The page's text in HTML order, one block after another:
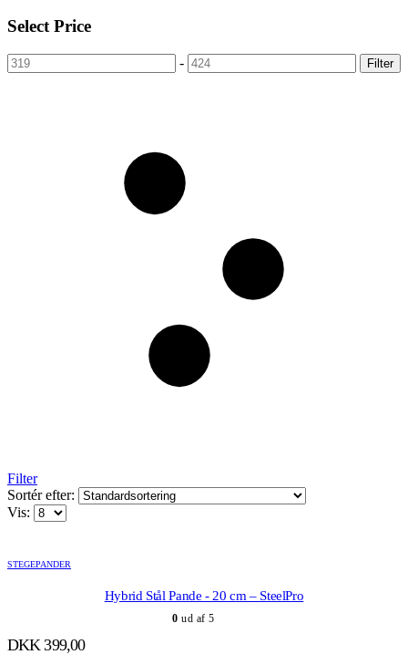
Select Price
- Filter
Filter
Sortér efter:
Vis:
STEGEPANDER
Hybrid Stål Pande - 20 cm – SteelPro
0 ud af 5
DKK 399,00